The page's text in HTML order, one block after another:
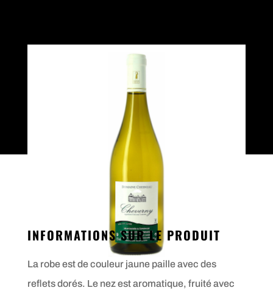
INFORMATIONS SUR LE PRODUIT
La robe est de couleur jaune paille avec des
reflets dorés. Le nez est aromatique, fruité avec